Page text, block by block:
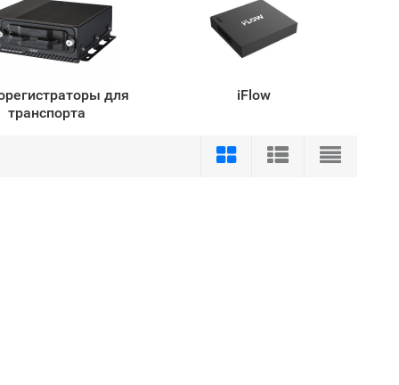
для
транспорта
iFlow